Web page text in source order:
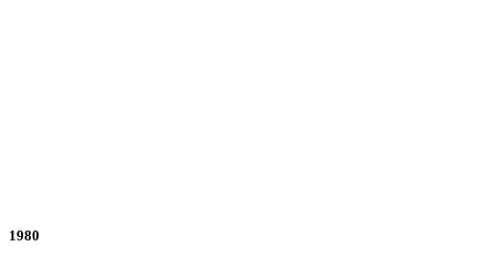
1980